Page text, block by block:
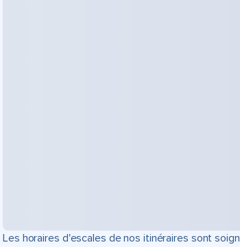
Les horaires d'escales de nos itinéraires sont